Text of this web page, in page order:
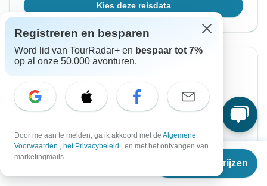
Vanaf €1.233
Reisdata & prijzen
Kies deze reisdata
Directe bevestiging -50%
18 aug. 2026
Tot Vrijdag
28 aug. 2026
Engels
Vanaf: per persoon
Registreren en besparen
Word lid van TourRadar+ en bespaar tot 7%
op al onze 50.000 avonturen.
Door me aan te melden, ga ik akkoord met de Algemene
Voorwaarden , het Privacybeleid , en met het ontvangen van
marketingmails.